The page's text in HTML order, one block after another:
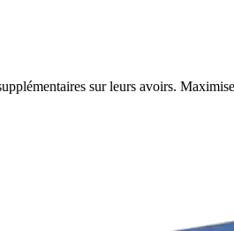
sur leurs avoirs.